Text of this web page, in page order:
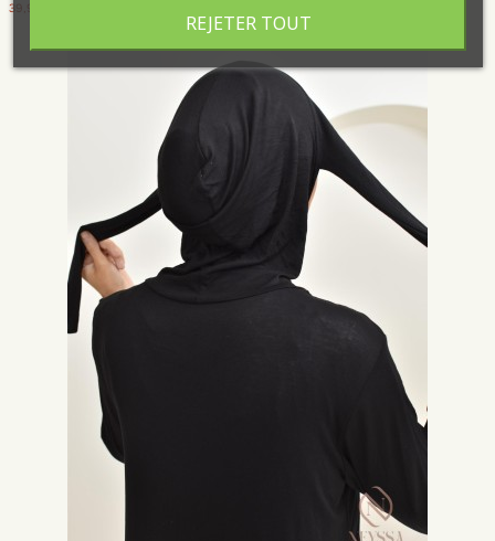
39,95 €
REJETER TOUT